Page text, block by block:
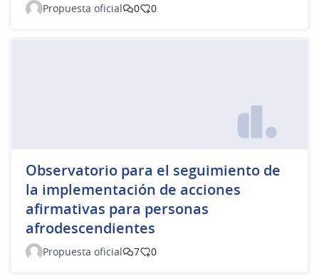
Propuesta oficial 0 0
Observatorio para el seguimiento de
la implementación de acciones
afirmativas para personas
afrodescendientes
Propuesta oficial 7 0